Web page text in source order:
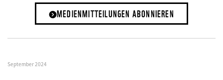
MEDIENMITTEILUNGEN ABONNIEREN
September 2024